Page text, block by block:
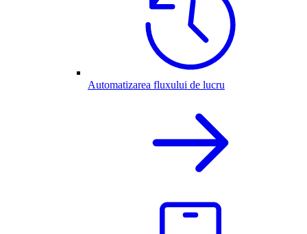
Automatizarea fluxului de lucru